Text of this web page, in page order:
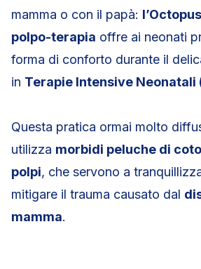
mamma o con il papà:
polpo-terapia offre ai neonati
forma di conforto durante il
in Terapie Intensive Neonatali
Questa pratica ormai molto
utilizza morbidi peluche di
polpi, che servono a
mitigare il trauma causato dal
mamma.